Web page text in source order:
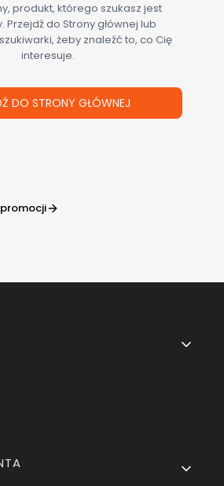
produkt, którego szukasz jest
Przejdź do Strony głównej lub
żeby znaleźć to, co Cię
interesuje.
DO STRONY GŁÓWNEJ